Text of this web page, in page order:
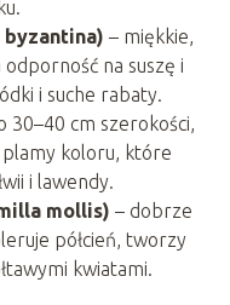
byzantina) – miękkie,
na suszę i
i suche rabaty.
30–40 cm szerokości,
koloru, które
i lawendy.
mollis) – dobrze
półcień, tworzy
kwiatami.